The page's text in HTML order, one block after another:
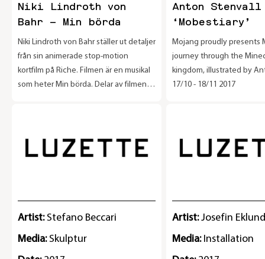
Niki Lindroth von
Bahr – Min börda
Niki Lindroth von Bahr ställer ut detaljer
från sin animerade stop-motion
kortfilm på Riche. Filmen är en musikal
som heter Min börda. Delar av filmen
med de animerade figurerna från
filmen. Utställningen pågår mellan
Anton Stenvall
‘Mobestiary’
Mojang proudly presents
journey through the
kingdom, illustrated by
17/10 - 18/11 2017
Artist: Stefano Beccari
Media: Skulptur
Artist:Josefin Eklund
Media: Installation